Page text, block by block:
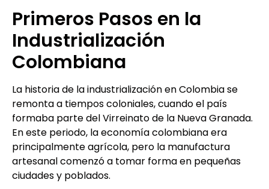
Primeros Pasos en la
Industrialización
Colombiana
La historia de la industrialización en Colombia se
remonta a tiempos coloniales, cuando el país
formaba parte del Virreinato de la Nueva Granada.
En este periodo, la economía colombiana era
principalmente agrícola, pero la manufactura
artesanal comenzó a tomar forma en pequeñas
ciudades y poblados.